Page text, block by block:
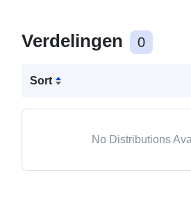
Verdelingen 0
Sort
No Distributions